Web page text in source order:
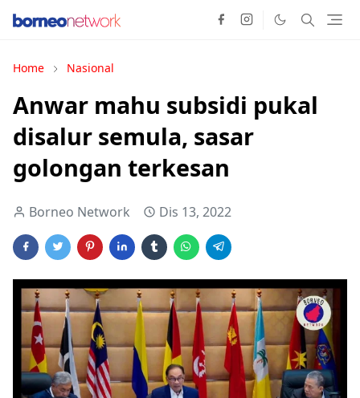
Home Nasional
Anwar mahu subsidi pukal
disalur semula, sasar
golongan terkesan
Borneo Network Dis 13, 2022